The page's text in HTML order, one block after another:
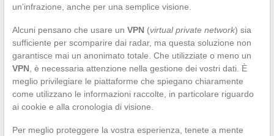
un’infrazione, anche per una semplice visione.
Alcuni pensano che usare un VPN(virtual private network) sia
sufficiente per scomparire dai radar, ma questa soluzione non
garantisce mai un anonimato totale. Che utilizziate o meno un
VPN, è necessaria attenzione nella gestione dei vostri dati. È
meglio privilegiare le piattaforme che spiegano chiaramente
come utilizzano le informazioni raccolte, in particolare riguardo
ai cookie e alla cronologia di visione.
Per meglio proteggere la vostra esperienza, tenete a mente